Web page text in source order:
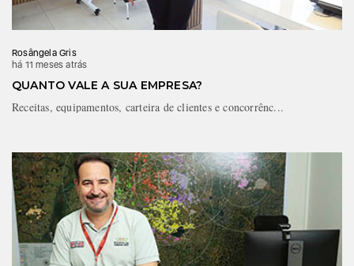
Rosângela Gris
há 11 meses atrás
QUANTO VALE A SUA EMPRESA?
Receitas, equipamentos, carteira de clientes e concorrênc...